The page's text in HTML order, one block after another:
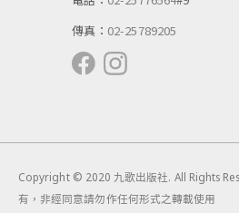
傳真： 02-25789205
Copyright © 2020 九歌出版社. All Rights
有，非經同意請勿作任何形式之轉載使用